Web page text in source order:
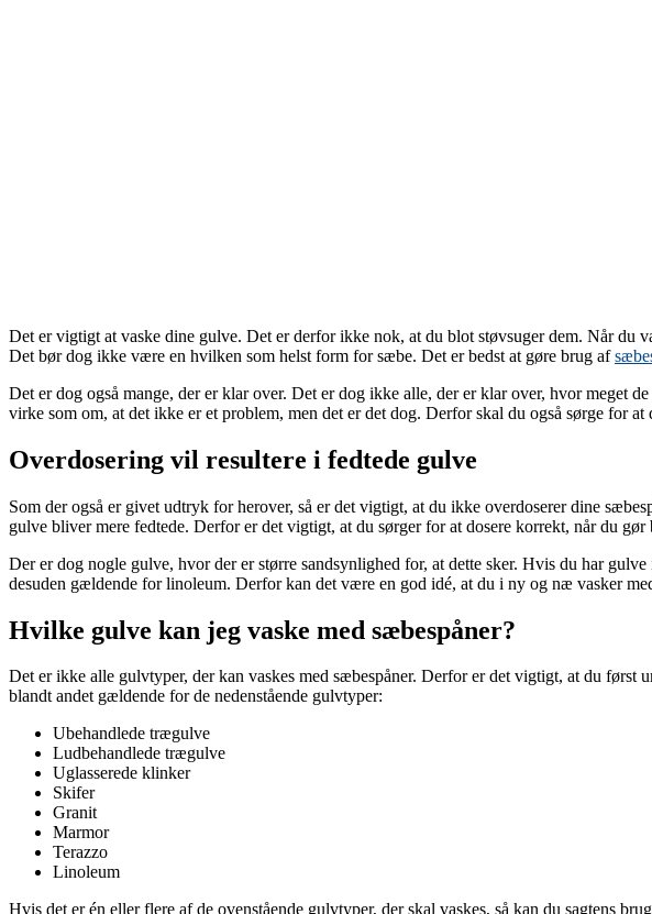
Det er vigtigt at vaske dine gulve. Det er derfor ikke nok, at du blot støvsuger dem. Når du
Det bør dog ikke være en hvilken som helst form for sæbe. Det er bedst at gøre brug af
Det er dog også mange, der er klar over. Det er dog ikke alle, der er klar over, hvor meget
virke som om, at det ikke er et problem, men det er det dog. Derfor skal du også sørge for at
Overdosering vil resultere i fedtede gulve
Som der også er givet udtryk for herover, så er det vigtigt, at du ikke overdoserer dine
gulve bliver mere fedtede. Derfor er det vigtigt, at du sørger for at dosere korrekt, når du gør
Der er dog nogle gulve, hvor der er større sandsynlighed for, at dette sker. Hvis du har
desuden gældende for linoleum. Derfor kan det være en god idé, at du i ny og næ vasker
Hvilke gulve kan jeg vaske med sæbespåner?
Det er ikke alle gulvtyper, der kan vaskes med sæbespåner. Derfor er det vigtigt, at du
blandt andet gældende for de nedenstående gulvtyper:
Ubehandlede trægulve
Ludbehandlede trægulve
Uglasserede klinker
Skifer
Granit
Marmor
Terazzo
Linoleum
Hvis det er én eller flere af de ovenstående gulvtyper, der skal vaskes, så kan du sagtens